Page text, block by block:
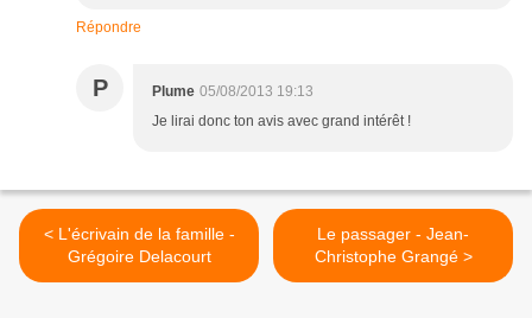
Répondre
P Plume 05/08/2013 19:13
Je lirai donc ton avis avec grand intérêt !
< L'écrivain de la famille -
Grégoire Delacourt
Le passager - Jean-
Christophe Grangé >